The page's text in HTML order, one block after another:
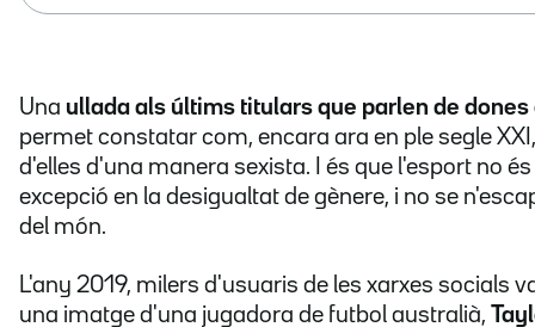
Una ullada als últims titulars que parlen de
permet constatar com, encara ara en ple segle
d'elles d'una manera sexista. I és que l'esport no
excepció en la desigualtat de gènere, i no se
del món.
L'any 2019, milers d'usuaris de les xarxes socials
una imatge d'una jugadora de futbol australià,